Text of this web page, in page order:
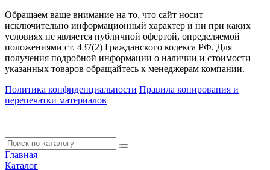
Обращаем ваше внимание на то, что сайт носит
исключительно информационный характер и ни при каких
условиях не является публичной офертой, определяемой
положениями ст. 437(2) Гражданского кодекса РФ. Для
получения подробной информации о наличии и стоимости
указанных товаров обращайтесь к менеджерам компании.
Политика конфиденциальности Правила копирования и
перепечатки материалов
Главная
Каталог